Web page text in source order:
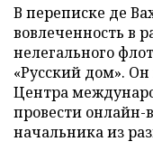
В переписке де
вовлеченность в
нелегального
«Русский дом».
Центра
провести онлайн-
начальника из